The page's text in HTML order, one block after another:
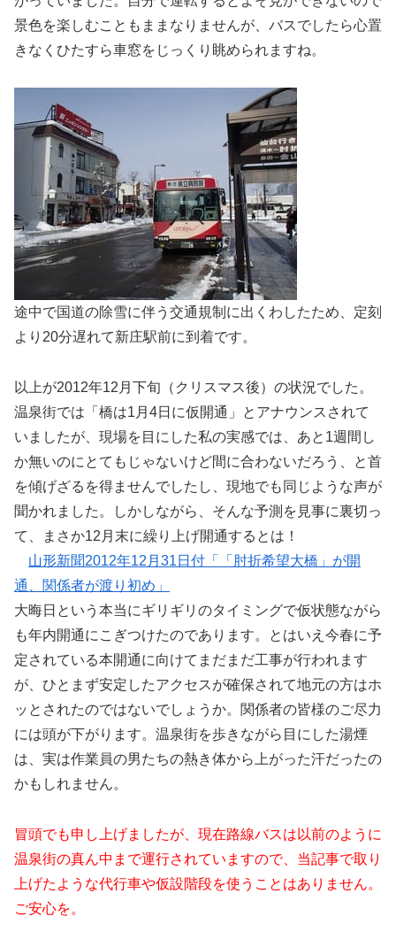
景色を楽しむこともままなりませんが、バスでしたら心置
きなくひたすら車窓をじっくり眺められますね。
途中で国道の除雪に伴う交通規制に出くわしたため、定刻
より20分遅れて新庄駅前に到着です。
以上が2012年12月下旬（クリスマス後）の状況でした。
温泉街では「橋は1月4日に仮開通」とアナウンスされて
いましたが、現場を目にした私の実感では、あと1週間し
か無いのにとてもじゃないけど間に合わないだろう、と首
を傾げざるを得ませんでしたし、現地でも同じような声が
聞かれました。しかしながら、そんな予測を見事に裏切っ
て、まさか12月末に繰り上げ開通するとは！
山形新聞2012年12月31日付「「肘折希望大橋」が開
通、関係者が渡り初め」
大晦日という本当にギリギリのタイミングで仮状態ながら
も年内開通にこぎつけたのであります。とはいえ今春に予
定されている本開通に向けてまだまだ工事が行われます
が、ひとまず安定したアクセスが確保されて地元の方はホ
ッとされたのではないでしょうか。関係者の皆様のご尽力
には頭が下がります。温泉街を歩きながら目にした湯煙
は、実は作業員の男たちの熱き体から上がった汗だったの
かもしれません。
冒頭でも申し上げましたが、現在路線バスは以前のように
温泉街の真ん中まで運行されていますので、当記事で取り
上げたような代行車や仮設階段を使うことはありません。
ご安心を。